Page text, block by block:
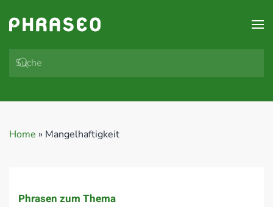
Zum Hauptinhalt springen
Home » Mangelhaftigkeit
Phrasen zum Thema